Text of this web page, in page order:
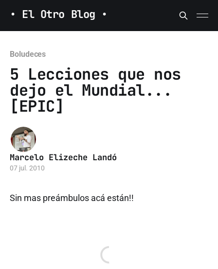
• El Otro Blog •
Boludeces
5 Lecciones que nos
dejo el Mundial...
[EPIC]
Marcelo Elizeche Landó
07 jul. 2010
Sin mas preámbulos acá están!!